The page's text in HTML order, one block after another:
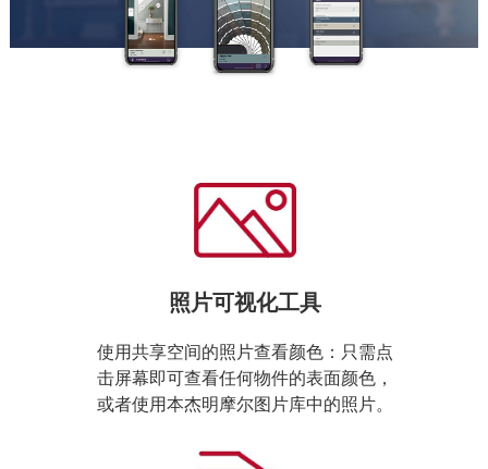
照片可视化工具
使用共享空间的照片查看颜色：只需点
击屏幕即可查看任何物件的表面颜色，
或者使用本杰明摩尔图片库中的照片。